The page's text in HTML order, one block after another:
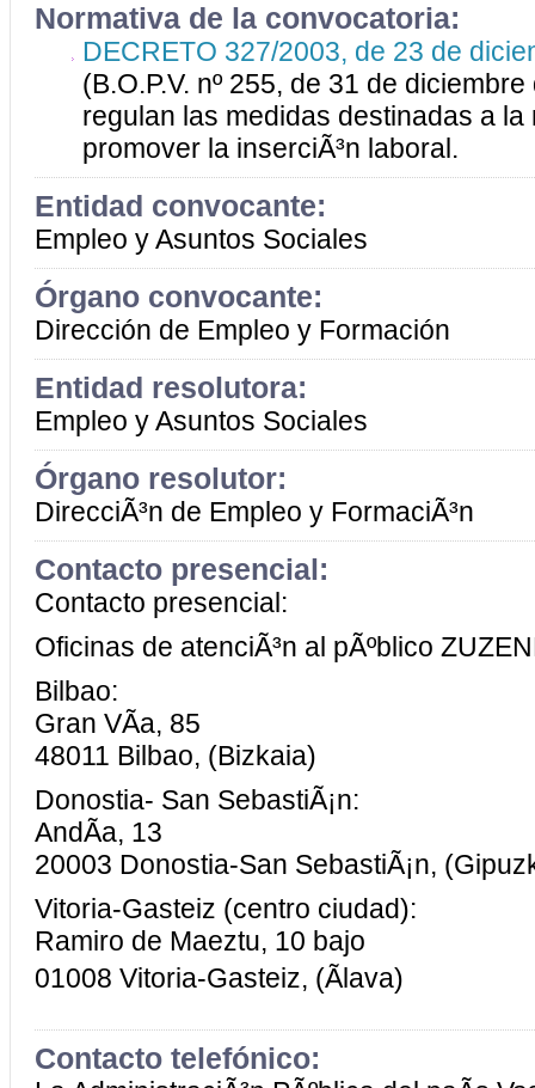
Normativa de la convocatoria:
DECRETO 327/2003, de 23 de
(B.O.P.V. nº 255, de 31 de
regulan las medidas destinadas a
promover la inserciÃ³n laboral.
Entidad convocante:
Empleo y Asuntos Sociales
Órgano convocante:
Dirección de Empleo y Formación
Entidad resolutora:
Empleo y Asuntos Sociales
Órgano resolutor:
DirecciÃ³n de Empleo y FormaciÃ³n
Contacto presencial:
Contacto presencial:
Oficinas de atenciÃ³n al pÃºblico
Bilbao:
Gran VÃ­a, 85
48011 Bilbao, (Bizkaia)
Donostia- San SebastiÃ¡n:
AndÃ­a, 13
20003 Donostia-San SebastiÃ¡n,
Vitoria-Gasteiz (centro ciudad):
Ramiro de Maeztu, 10 bajo
01008 Vitoria-Gasteiz, (Ãlava)
Contacto telefónico: